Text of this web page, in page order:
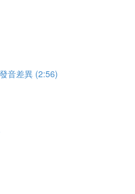
音差異 (2:56)